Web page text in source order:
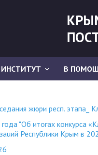
ИНСТИТУТ В
жюри респ. этапа_
"Об итогах конкурса
Республики Крым в